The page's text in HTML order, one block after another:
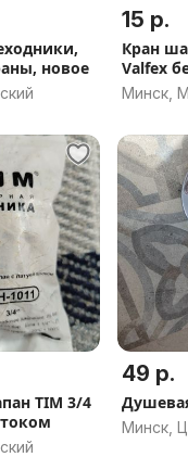
новое
15 р.
Кран
Valfex
Минск,
TIM 3/4
49 р.
Минск,